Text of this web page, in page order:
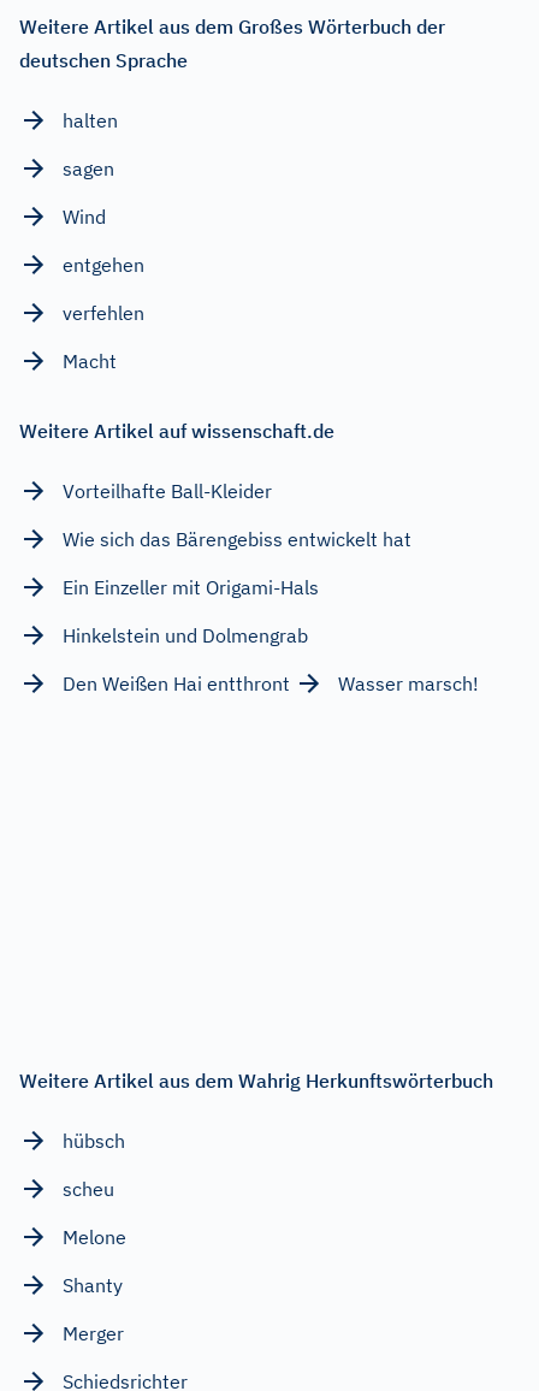
Weitere Artikel aus dem Großes Wörterbuch der
deutschen Sprache
halten
sagen
Wind
entgehen
verfehlen
Macht
Weitere Artikel auf wissenschaft.de
Vorteilhafte Ball-Kleider
Wie sich das Bärengebiss entwickelt hat
Ein Einzeller mit Origami-Hals
Hinkelstein und Dolmengrab
Den Weißen Hai entthront
Wasser marsch!
Weitere Artikel aus dem Wahrig Herkunftswörterbuch
hübsch
scheu
Melone
Shanty
Merger
Schiedsrichter